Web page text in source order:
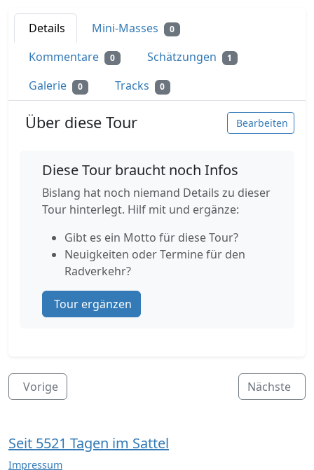
Details Mini-Masses 0
Kommentare 0 Schätzungen 1
Galerie 0 Tracks 0
Über diese Tour Bearbeiten
Diese Tour braucht noch Infos
Bislang hat noch niemand Details zu dieser
Tour hinterlegt. Hilf mit und ergänze:
Gibt es ein Motto für diese Tour?
Neuigkeiten oder Termine für den
Radverkehr?
Tour ergänzen
Vorige Nächste
Seit 5521 Tagen im Sattel
Impressum